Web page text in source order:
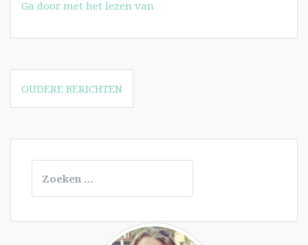
Ga door met het lezen van
na
Berichtennavigatie
OUDERE BERICHTEN
naar: